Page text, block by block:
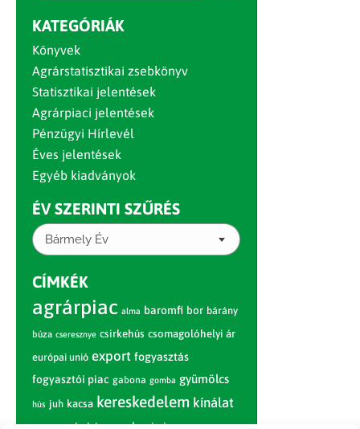
KATEGÓRIÁK
Könyvek
Agrárstatisztikai zsebkönyv
Statisztikai jelentések
Agrárpiaci jelentések
Pénzügyi Hírlevél
Éves jelentések
Egyéb kiadványok
ÉV SZERINTI SZŰRÉS
Bármely Év
CÍMKÉK
agrárpiac alma baromfi bor bárány
búza cseresznye csirkehús csomagolóhelyi ár
európai unió export fogyasztás
fogyasztói piac gabona gomba gyümölcs
hús juh kacsa kereskedelem kínálat